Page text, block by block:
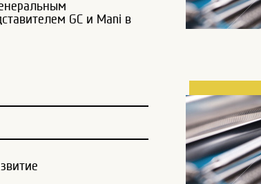
GC и Mani в